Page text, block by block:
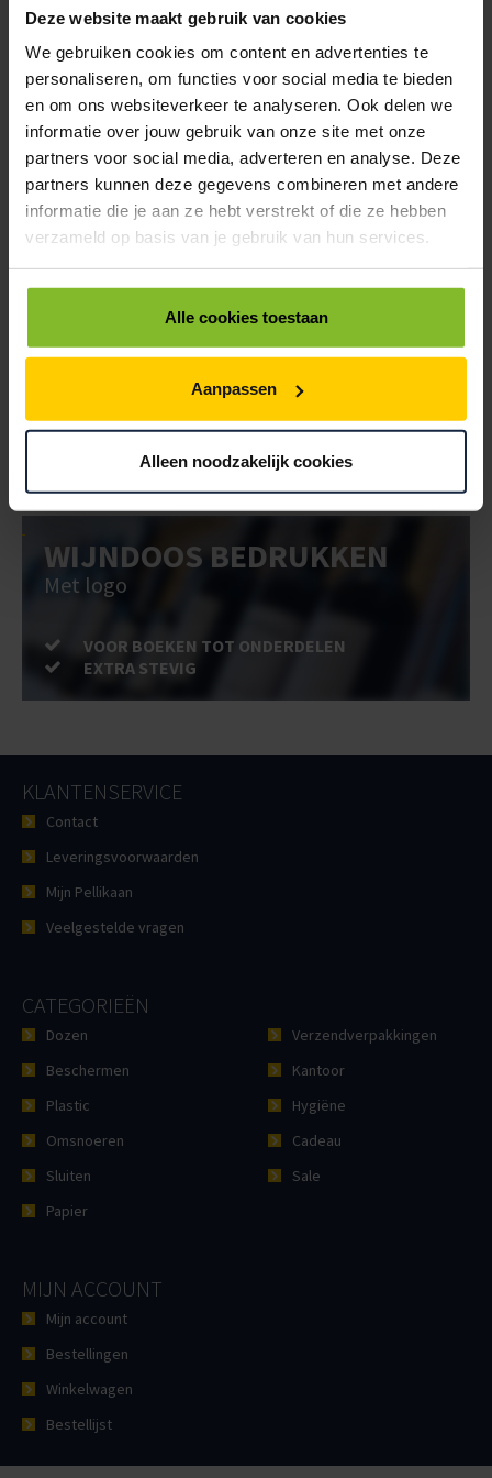
Deze website maakt gebruik van cookies
We gebruiken cookies om content en advertenties te
personaliseren, om functies voor social media te bieden
en om ons websiteverkeer te analyseren. Ook delen we
informatie over jouw gebruik van onze site met onze
partners voor social media, adverteren en analyse. Deze
partners kunnen deze gegevens combineren met andere
informatie die je aan ze hebt verstrekt of die ze hebben
verzameld op basis van je gebruik van hun services.
Alle cookies toestaan
Aanpassen
Alleen noodzakelijk cookies
BRIEVENBUSDOOS
BEDRUKKEN
Post stevig verpakt
VOOR BOEKEN TOT ONDERDELEN
EXTRA STEVIG
DOOS BEDRUKKEN
Met logo of full-colour
VOOR BOEKEN TOT ONDERDELEN
EXTRA STEVIG
WIJNDOOS BEDRUKKEN
Met logo
VOOR BOEKEN TOT ONDERDELEN
EXTRA STEVIG
KLANTENSERVICE
Contact
Leveringsvoorwaarden
Mijn Pellikaan
Veelgestelde vragen
CATEGORIEËN
Dozen
Beschermen
Plastic
Omsnoeren
Sluiten
Papier
Verzendverpakkingen
Kantoor
Hygiëne
Cadeau
Sale
MIJN ACCOUNT
Mijn account
Bestellingen
Winkelwagen
Bestellijst